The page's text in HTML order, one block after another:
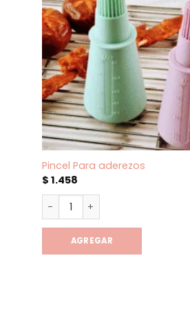
Pincel Para aderezos
$ 1.458
Pincel Para aderezos cantidad
AGREGAR